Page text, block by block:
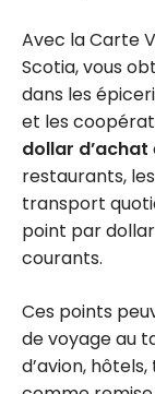
Avec la Carte
Scotia, vous
dans les
et les
dollar d’achat
restaurants,
transport
point par
courants.
Ces points
de voyage au
d’avion,